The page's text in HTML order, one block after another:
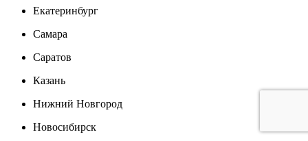
Екатеринбург
Самара
Саратов
Казань
Нижний Новгород
Новосибирск